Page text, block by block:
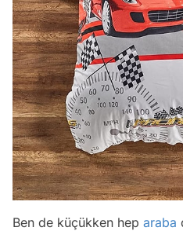
Ben de küçükken hep araba